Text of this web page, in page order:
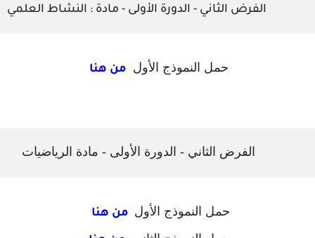
الفرض الثاني - الدورة الأولى - مادة : النشاط العلمي
حمل النموذج الأول من هنا
الفرض الثاني - الدورة الأولى - مادة الرياضيات
حمل النموذج الأول من هنا